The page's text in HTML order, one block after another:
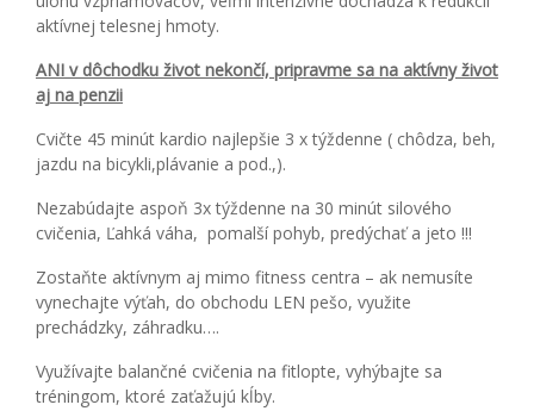
aktívnej telesnej hmoty.
ANI v dôchodku život nekončí, pripravme sa na aktívny život
aj na penzii
Cvičte 45 minút kardio najlepšie 3 x týždenne ( chôdza, beh,
jazdu na bicykli,plávanie a pod.,).
Nezabúdajte aspoň 3x týždenne na 30 minút silového
cvičenia, Ľahká váha, pomalší pohyb, predýchať a jeto !!!
Zostaňte aktívnym aj mimo fitness centra – ak nemusíte
vynechajte výťah, do obchodu LEN pešo, využite
prechádzky, záhradku….
Využívajte balančné cvičenia na fitlopte, vyhýbajte sa
tréningom, ktoré zaťažujú kĺby.